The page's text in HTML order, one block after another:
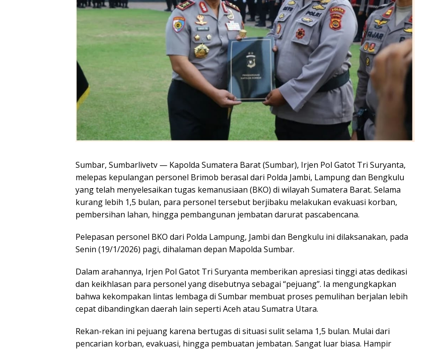
Sumbar, Sumbarlivetv — Kapolda Sumatera Barat (Sumbar), Irjen Pol Gatot Tri Suryanta,
melepas kepulangan personel Brimob berasal dari Polda Jambi, Lampung dan Bengkulu
yang telah menyelesaikan tugas kemanusiaan (BKO) di wilayah Sumatera Barat. Selama
kurang lebih 1,5 bulan, para personel tersebut berjibaku melakukan evakuasi korban,
pembersihan lahan, hingga pembangunan jembatan darurat pascabencana.
Pelepasan personel BKO dari Polda Lampung, Jambi dan Bengkulu ini dilaksanakan, pada
Senin (19/1/2026) pagi, dihalaman depan Mapolda Sumbar.
Dalam arahannya, Irjen Pol Gatot Tri Suryanta memberikan apresiasi tinggi atas dedikasi
dan keikhlasan para personel yang disebutnya sebagai “pejuang”. Ia mengungkapkan
bahwa kekompakan lintas lembaga di Sumbar membuat proses pemulihan berjalan lebih
cepat dibandingkan daerah lain seperti Aceh atau Sumatra Utara.
Rekan-rekan ini pejuang karena bertugas di situasi sulit selama 1,5 bulan. Mulai dari
pencarian korban, evakuasi, hingga pembuatan jembatan. Sangat luar biasa. Hampir